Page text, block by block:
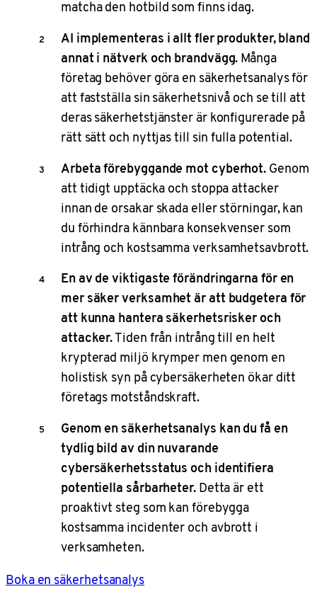
matcha den hotbild som finns idag.
AI implementeras i allt fler produkter, bland
annat i nätverk och brandvägg.Många
företag behöver göra en säkerhetsanalys för
att fastställa sin säkerhetsnivå och se till att
deras säkerhetstjänster är konfigurerade på
rätt sätt och nyttjas till sin fulla potential.
Arbeta förebyggande mot cyberhot.Genom
att tidigt upptäcka och stoppa attacker
innan de orsakar skada eller störningar, kan
du förhindra kännbara konsekvenser som
intrång och kostsamma verksamhetsavbrott.
En av de viktigaste förändringarna för en
mer säker verksamhet är att budgetera för
att kunna hantera säkerhetsrisker och
attacker.Tiden från intrång till en helt
krypterad miljö krymper men genom en
holistisk syn på cybersäkerheten ökar ditt
företags motståndskraft.
Genom en säkerhetsanalys kan du få en
tydlig bild av din nuvarande
cybersäkerhetsstatus och identifiera
potentiella sårbarheter.Detta är ett
proaktivt steg som kan förebygga
kostsamma incidenter och avbrott i
verksamheten.
Boka en säkerhetsanalys